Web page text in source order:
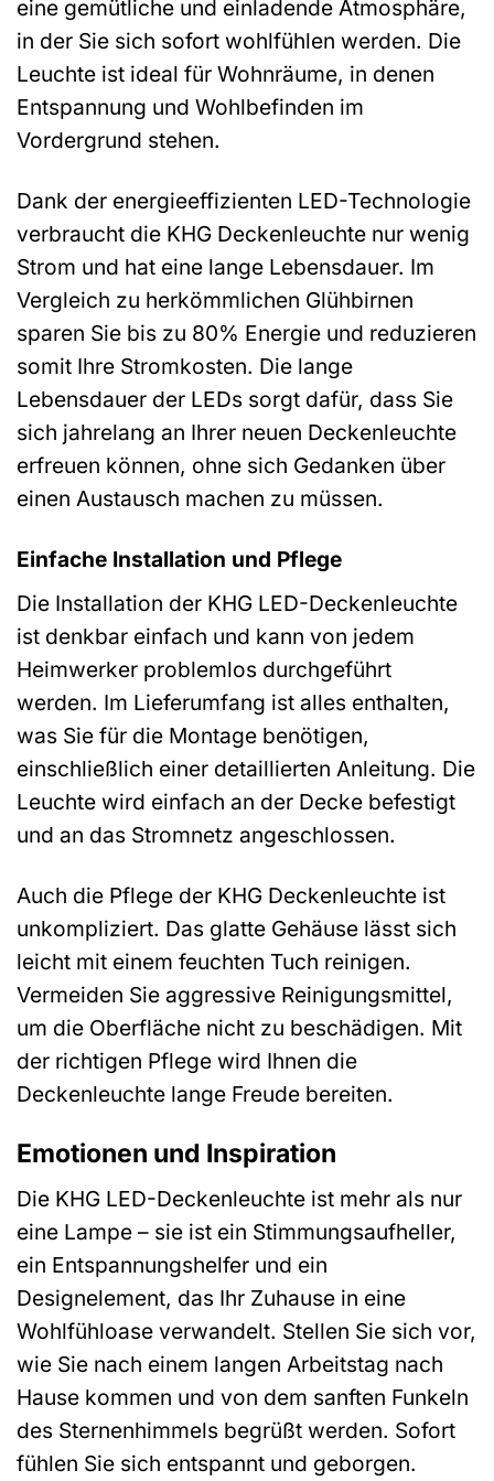
eine gemütliche und einladende Atmosphäre,
in der Sie sich sofort wohlfühlen werden. Die
Leuchte ist ideal für Wohnräume, in denen
Entspannung und Wohlbefinden im
Vordergrund stehen.
Dank der energieeffizienten LED-Technologie
verbraucht die KHG Deckenleuchte nur wenig
Strom und hat eine lange Lebensdauer. Im
Vergleich zu herkömmlichen Glühbirnen
sparen Sie bis zu 80% Energie und reduzieren
somit Ihre Stromkosten. Die lange
Lebensdauer der LEDs sorgt dafür, dass Sie
sich jahrelang an Ihrer neuen Deckenleuchte
erfreuen können, ohne sich Gedanken über
einen Austausch machen zu müssen.
Einfache Installation und Pflege
Die Installation der KHG LED-Deckenleuchte
ist denkbar einfach und kann von jedem
Heimwerker problemlos durchgeführt
werden. Im Lieferumfang ist alles enthalten,
was Sie für die Montage benötigen,
einschließlich einer detaillierten Anleitung. Die
Leuchte wird einfach an der Decke befestigt
und an das Stromnetz angeschlossen.
Auch die Pflege der KHG Deckenleuchte ist
unkompliziert. Das glatte Gehäuse lässt sich
leicht mit einem feuchten Tuch reinigen.
Vermeiden Sie aggressive Reinigungsmittel,
um die Oberfläche nicht zu beschädigen. Mit
der richtigen Pflege wird Ihnen die
Deckenleuchte lange Freude bereiten.
Emotionen und Inspiration
Die KHG LED-Deckenleuchte ist mehr als nur
eine Lampe – sie ist ein Stimmungsaufheller,
ein Entspannungshelfer und ein
Designelement, das Ihr Zuhause in eine
Wohlfühloase verwandelt. Stellen Sie sich vor,
wie Sie nach einem langen Arbeitstag nach
Hause kommen und von dem sanften Funkeln
des Sternenhimmels begrüßt werden. Sofort
fühlen Sie sich entspannt und geborgen.